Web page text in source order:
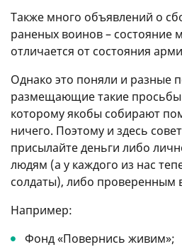
Также много объявлений о
раненых воинов –
отличается от состояния
Однако это поняли и разные
размещающие такие
которому якобы собирают
ничего. Поэтому и здесь
присылайте деньги либо
людям (а у каждого из нас
солдаты), либо проверенным
Например:
Фонд «Повернись живим»;